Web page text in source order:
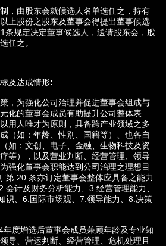
，由股东会就候选人名单选任之，持有
上股份之股东及董事会得提出董事候选
条规定决定董事候选人，送请股东会，股
任之。
及达成情形:
，为强化公司治理并促进董事会组成与
化的董事会成员有助提升公司整体表
用人唯才为原则，具备跨产业领域之多
（如：年龄、性别、国籍等）、也各自
如：文创、电子、金融、生物科技及资
等），以及营业判断、经营管理、领导
强化董事会职能达到公司治理之理想目
第 20 条亦订定董事会整体应具备之能力
会计及财务分析能力、3.经营管理能力、
识、6.国际市场观、7.领导能力、8.决策
度增选后董事会成员兼顾年龄及专业知
导、营运判断、经营管理、危机处理且